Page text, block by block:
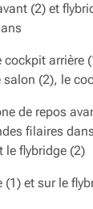
(2) et
arrière
(2), le
de repos
filaires
le flybridge (2)
et sur le